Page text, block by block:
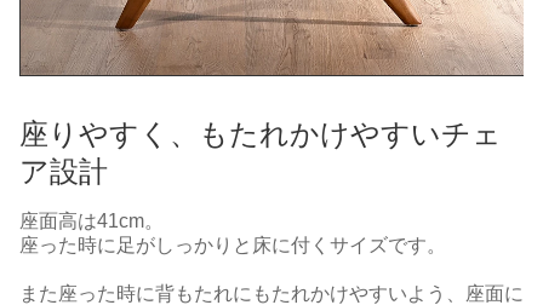
座りやすく、もたれかけやすいチェ
ア設計
座面高は41cm。
座った時に足がしっかりと床に付くサイズです。
また座った時に背もたれにもたれかけやすいよう、座面に